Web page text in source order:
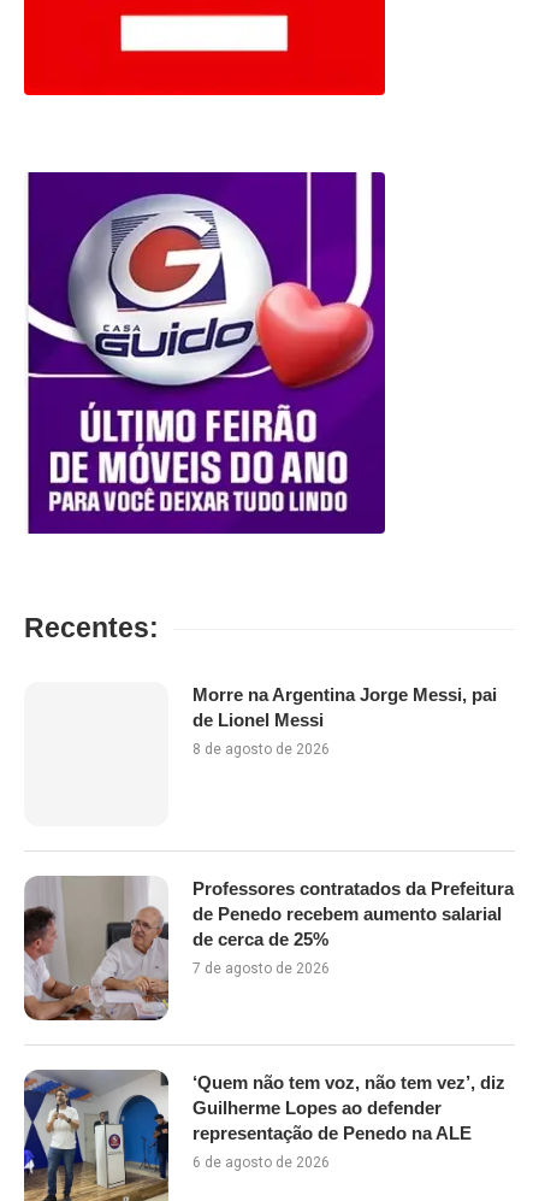
Recentes:
Morre na Argentina Jorge Messi, pai
de Lionel Messi
8 de agosto de 2026
Professores contratados da Prefeitura
de Penedo recebem aumento salarial
de cerca de 25%
7 de agosto de 2026
‘Quem não tem voz, não tem vez’, diz
Guilherme Lopes ao defender
representação de Penedo na ALE
6 de agosto de 2026